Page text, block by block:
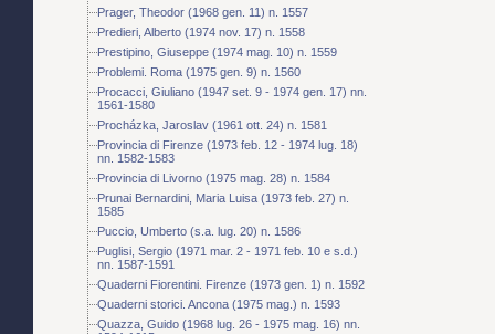
Prager, Theodor (1968 gen. 11) n. 1557
Predieri, Alberto (1974 nov. 17) n. 1558
Prestipino, Giuseppe (1974 mag. 10) n. 1559
Problemi. Roma (1975 gen. 9) n. 1560
Procacci, Giuliano (1947 set. 9 - 1974 gen. 17) nn.
1561-1580
Procházka, Jaroslav (1961 ott. 24) n. 1581
Provincia di Firenze (1973 feb. 12 - 1974 lug. 18)
nn. 1582-1583
Provincia di Livorno (1975 mag. 28) n. 1584
Prunai Bernardini, Maria Luisa (1973 feb. 27) n.
1585
Puccio, Umberto (s.a. lug. 20) n. 1586
Puglisi, Sergio (1971 mar. 2 - 1971 feb. 10 e s.d.)
nn. 1587-1591
Quaderni Fiorentini. Firenze (1973 gen. 1) n. 1592
Quaderni storici. Ancona (1975 mag.) n. 1593
Quazza, Guido (1968 lug. 26 - 1975 mag. 16) nn.